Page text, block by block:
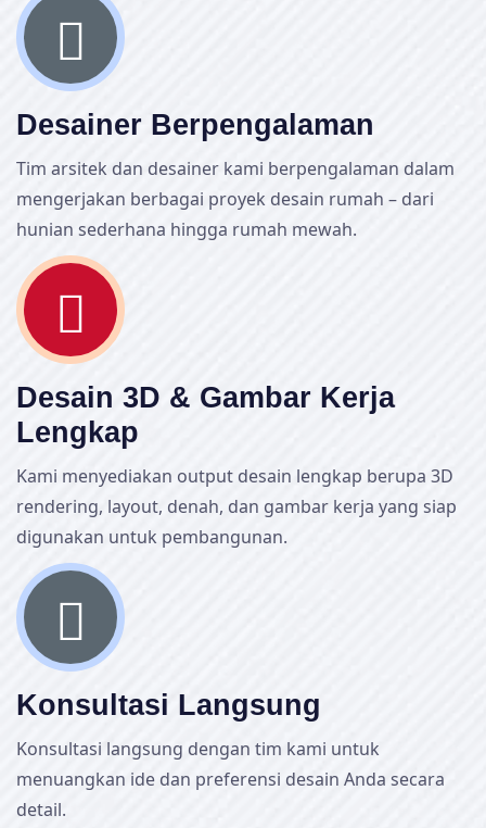
Desainer Berpengalaman
Tim arsitek dan desainer kami berpengalaman dalam
mengerjakan berbagai proyek desain rumah – dari
hunian sederhana hingga rumah mewah.
Desain 3D & Gambar Kerja
Lengkap
Kami menyediakan output desain lengkap berupa 3D
rendering, layout, denah, dan gambar kerja yang siap
digunakan untuk pembangunan.
Konsultasi Langsung
Konsultasi langsung dengan tim kami untuk
menuangkan ide dan preferensi desain Anda secara
detail.